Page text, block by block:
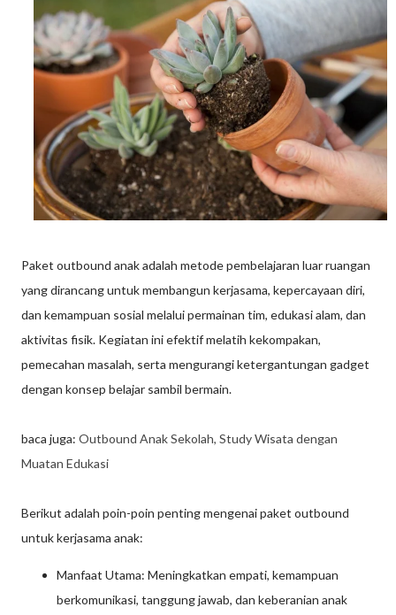
Paket outbound anak adalah metode pembelajaran luar ruangan
yang dirancang untuk membangun kerjasama, kepercayaan diri,
dan kemampuan sosial melalui permainan tim, edukasi alam, dan
aktivitas fisik. Kegiatan ini efektif melatih kekompakan,
pemecahan masalah, serta mengurangi ketergantungan gadget
dengan konsep belajar sambil bermain.
baca juga: Outbound Anak Sekolah, Study Wisata dengan
Muatan Edukasi
Berikut adalah poin-poin penting mengenai paket outbound
untuk kerjasama anak:
Manfaat Utama: Meningkatkan empati, kemampuan
berkomunikasi, tanggung jawab, dan keberanian anak